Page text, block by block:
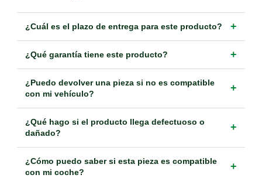
¿Cuál es el plazo de entrega para este producto? +
¿Qué garantía tiene este producto? +
¿Puedo devolver una pieza si no es compatible
con mi vehículo?
+
¿Qué hago si el producto llega defectuoso o
dañado?
+
¿Cómo puedo saber si esta pieza es compatible
con mi coche?
+